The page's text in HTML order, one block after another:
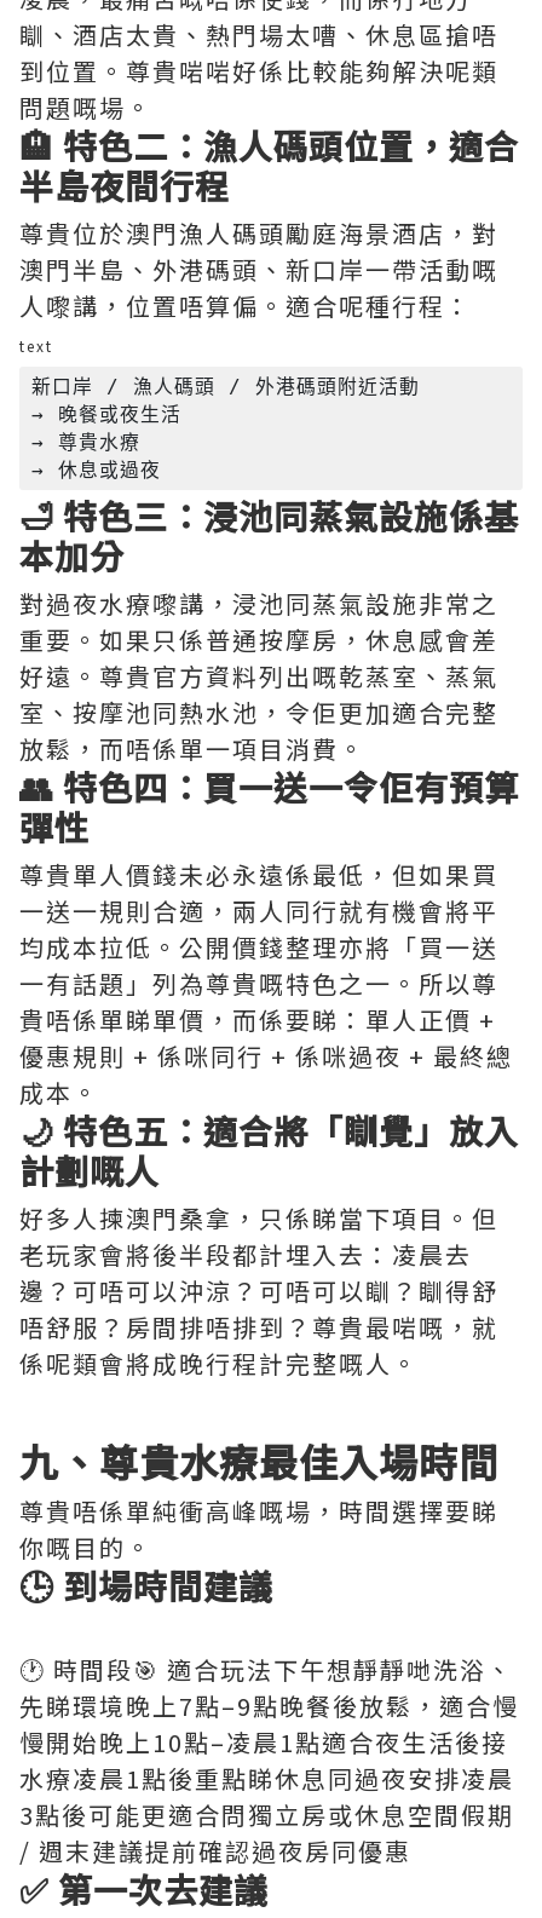
瞓、酒店太貴、熱門場太嘈、休息區搶唔
到位置。尊貴啱啱好係比較能夠解決呢類
問題嘅場。
🏨 特色二：漁人碼頭位置，適合
半島夜間行程
尊貴位於澳門漁人碼頭勵庭海景酒店，對
澳門半島、外港碼頭、新口岸一帶活動嘅
人嚟講，位置唔算偏。適合呢種行程：
text
新口岸 / 漁人碼頭 / 外港碼頭附近活動
→ 晚餐或夜生活
→ 尊貴水療
🛁 特色三：浸池同蒸氣設施係基
本加分
對過夜水療嚟講，浸池同蒸氣設施非常之
重要。如果只係普通按摩房，休息感會差
好遠。尊貴官方資料列出嘅乾蒸室、蒸氣
室、按摩池同熱水池，令佢更加適合完整
放鬆，而唔係單一項目消費。
👥 特色四：買一送一令佢有預算
彈性
尊貴單人價錢未必永遠係最低，但如果買
一送一規則合適，兩人同行就有機會將平
均成本拉低。公開價錢整理亦將「買一送
一有話題」列為尊貴嘅特色之一。所以尊
貴唔係單睇單價，而係要睇：單人正價 +
優惠規則 + 係咪同行 + 係咪過夜 + 最終總
成本。
🌙 特色五：適合將「瞓覺」放入
計劃嘅人
好多人揀澳門桑拿，只係睇當下項目。但
老玩家會將後半段都計埋入去：凌晨去
邊？可唔可以沖涼？可唔可以瞓？瞓得舒
唔舒服？房間排唔排到？尊貴最啱嘅，就
係呢類會將成晚行程計完整嘅人。
九、尊貴水療最佳入場時間
尊貴唔係單純衝高峰嘅場，時間選擇要睇
你嘅目的。
🕒 到場時間建議
🕐 時間段🎯 適合玩法下午想靜靜哋洗浴、
先睇環境晚上7點–9點晚餐後放鬆，適合慢
慢開始晚上10點–凌晨1點適合夜生活後接
水療凌晨1點後重點睇休息同過夜安排凌晨
3點後可能更適合問獨立房或休息空間假期
/ 週末建議提前確認過夜房同優惠
✅ 第一次去建議